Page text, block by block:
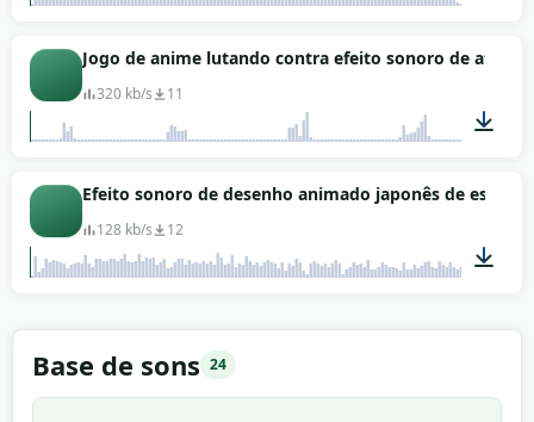
00:15
Jogo de anime lutando contra efeito sonoro de
320 kb/s 11
00:10
Efeito sonoro de desenho animado japonês de
128 kb/s 12
Base de sons 24